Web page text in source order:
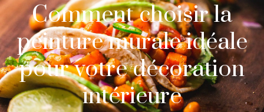
Comment choisir la
peinture murale idéale
pour votre décoration
intérieure